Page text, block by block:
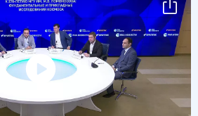
Воспроизвести
видео